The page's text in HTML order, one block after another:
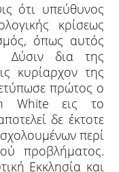
ότι υπεύθυνος
κρίσεως
όπως αυτός
Δύσιν δια της
κυρίαρχον της
πρώτος ο
White εις το
δε έκτοτε
περί
προβλήματος.
Εκκλησία και